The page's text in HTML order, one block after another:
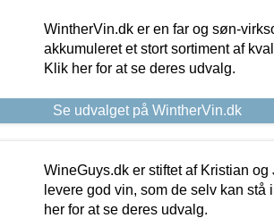
WintherVin.dk er en far og søn-
akkumuleret et stort sortiment af
Klik her for at se deres udvalg.
Se udvalget på WintherVin.dk
WineGuys.dk er stiftet af Kristian
levere god vin, som de selv kan
her for at se deres udvalg.